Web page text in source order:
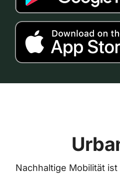
Nachhaltige Mobilität